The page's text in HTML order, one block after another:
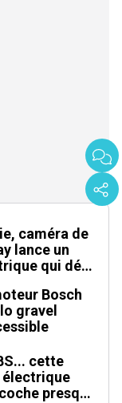
caméra de
lance un
qui défie
Bosch
gravel
cette
électrique
presque